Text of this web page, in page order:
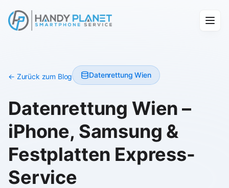
← Zurück zum Blog Datenrettung Wien
Datenrettung Wien –
iPhone, Samsung &
Festplatten Express-
Service